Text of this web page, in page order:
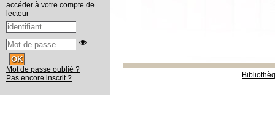
accéder à votre compte de
lecteur
Mot de passe oublié ?
Pas encore inscrit ?